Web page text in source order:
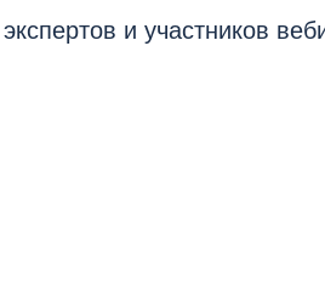
и участников